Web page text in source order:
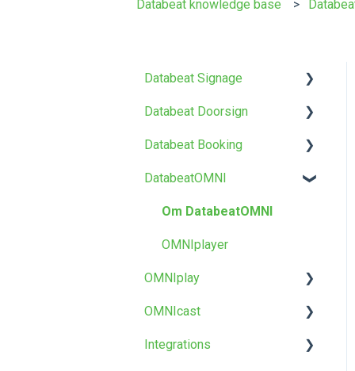
Databeat knowledge base
Databeat Signage
Kom i gang
Media
Lokasjoner
Brukere
Skjerm Designer
Annet
Databeat Doorsign
Kom i gang
Oppsett og konfigurasjon
Databeat Overview
Maler og design
FAQ
Databeat Booking
Kom i gang
DatabeatOMNI
Om DatabeatOMNI
OMNIplayer
OMNIplay
Om OMNIplay
Nettverk
OMNIcast
Om OMNIcast
Integrations